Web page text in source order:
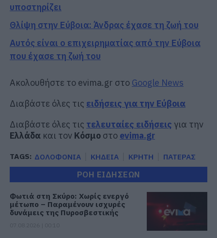
υποστηρίζει
Θλίψη στην Εύβοια: Άνδρας έχασε τη ζωή του
Αυτός είναι ο επιχειρηματίας από την Εύβοια
που έχασε τη ζωή του
Ακολουθήστε το evima.gr στο Google News
Διαβάστε όλες τις ειδήσεις για την Εύβοια
Διαβάστε όλες τις τελευταίες ειδήσεις για την
Ελλάδα και τον Κόσμο στο evima.gr
TAGS: ΔΟΛΟΦΟΝΙΑ ΚΗΔΕΙΑ ΚΡΗΤΗ ΠΑΤΕΡΑΣ
ΡΟΗ ΕΙΔΗΣΕΩΝ
Φωτιά στη Σκύρο: Χωρίς ενεργό
μέτωπο – Παραμένουν ισχυρές
δυνάμεις της Πυροσβεστικής